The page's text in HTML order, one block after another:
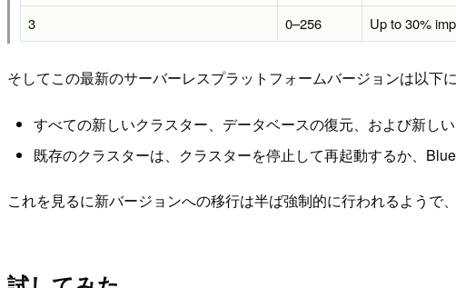
3
0–256 Up to 30%
そしてこの最新のサーバーレスプラットフォームバージョンは以下
すべての新しいクラスター、データベースの復元、および新し
既存のクラスターは、クラスターを停止して再起動するか、
これを見るに新バージョンへの移行は半ば強制的に行われるようで